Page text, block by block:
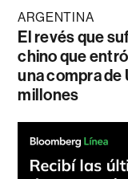
ARGENTINA
El revés que
chino que
una compra
millones